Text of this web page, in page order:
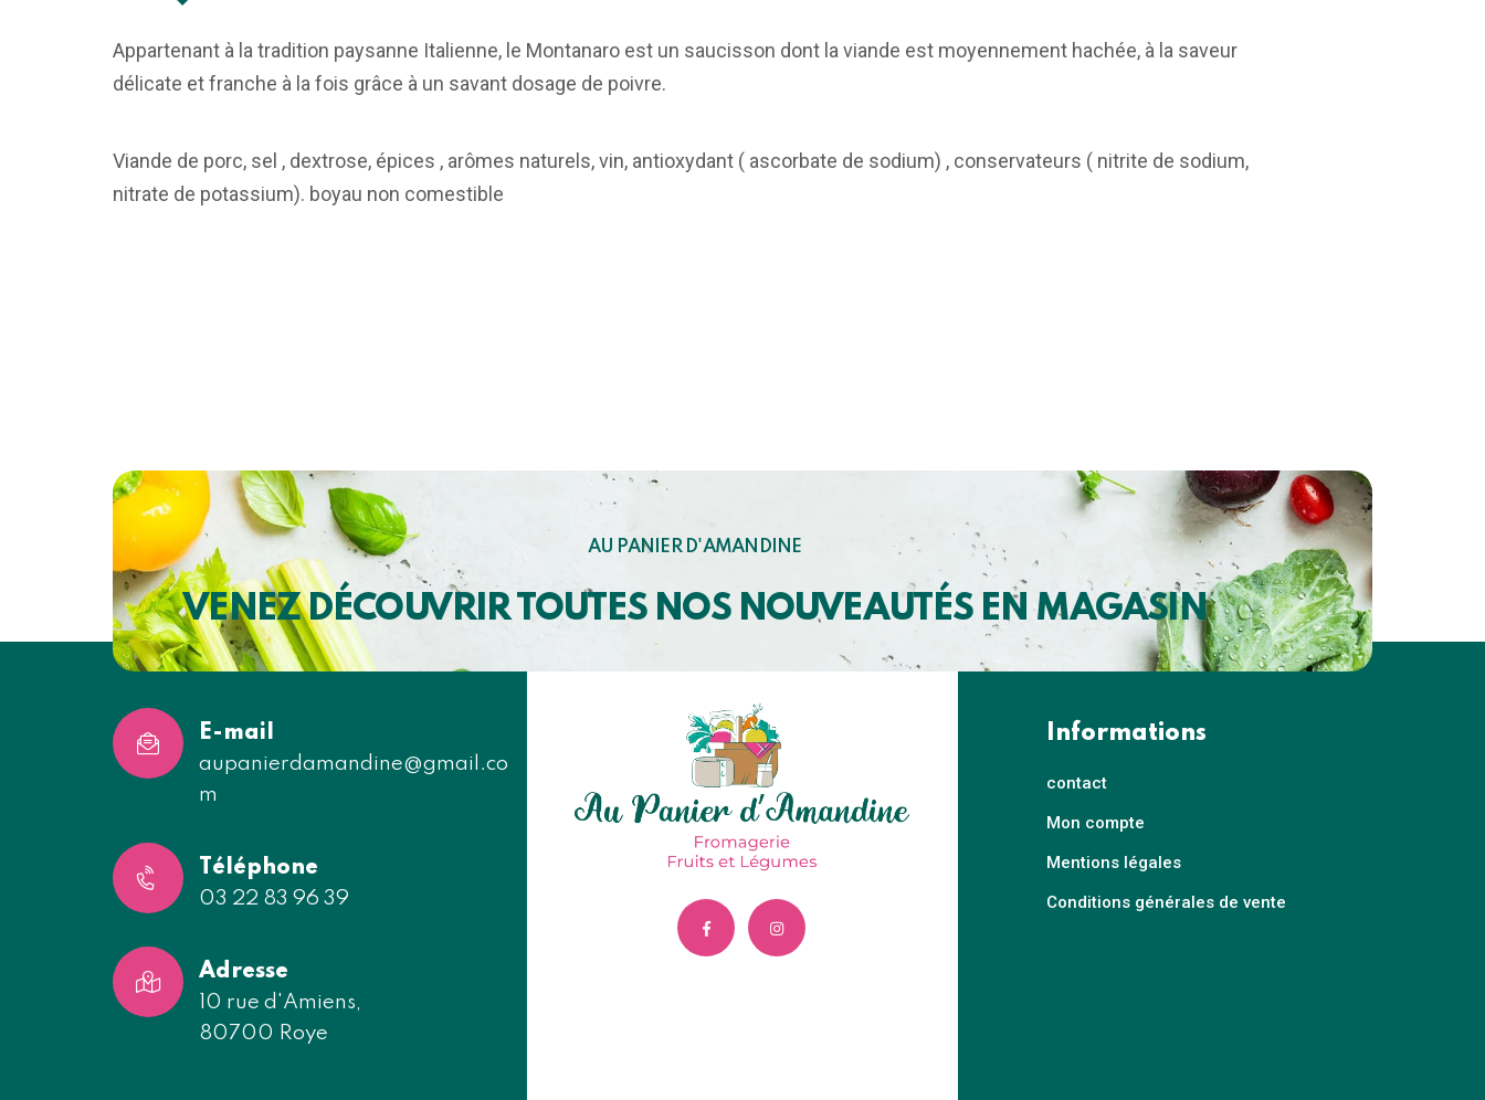
Appartenant à la tradition paysanne Italienne, le Montanaro est un saucisson dont la viande est moyennement hachée, à la saveur
délicate et franche à la fois grâce à un savant dosage de poivre.
Viande de porc, sel , dextrose, épices , arômes naturels, vin, antioxydant ( ascorbate de sodium) , conservateurs ( nitrite de sodium,
nitrate de potassium). boyau non comestible
AU PANIER D'AMANDINE
VENEZ DÉCOUVRIR TOUTES NOS NOUVEAUTÉS EN MAGASIN
E-mail
aupanierdamandine@gmail.co
m
Téléphone
03 22 83 96 39
Adresse
10 rue d'Amiens,
80700 Roye
Informations
contact
Mon compte
Mentions légales
Conditions générales de vente